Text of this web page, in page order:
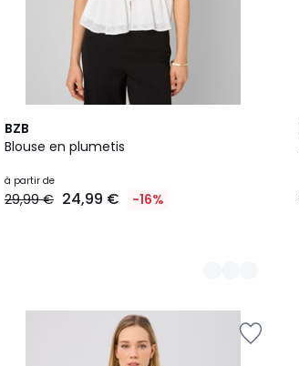
BZB
Blouse en plumetis
à partir de
29,99 € 24,99 € -16%
2
Couleurs